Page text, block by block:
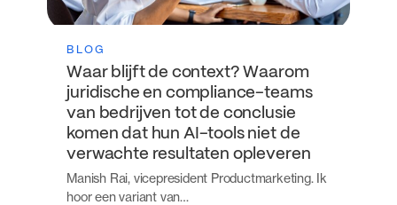
BLOG
Waar blijft de context? Waarom
juridische en compliance-teams
van bedrijven tot de conclusie
komen dat hun AI-tools niet de
verwachte resultaten opleveren
Manish Rai, vicepresident Productmarketing. Ik
hoor een variant van…